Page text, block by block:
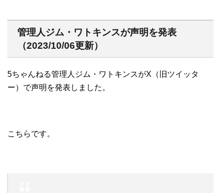
管理人ジム・ワトキンスが声明を発表
（2023/10/06更新）
5ちゃんねる管理人ジム・ワトキンスがX（旧ツイッタ
ー）で声明を発表しました。
こちらです。